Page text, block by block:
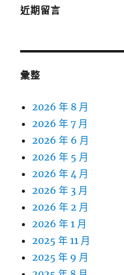
近期留言
彙整
2026 年 8 月
2026 年 7 月
2026 年 6 月
2026 年 5 月
2026 年 4 月
2026 年 3 月
2026 年 2 月
2026 年 1 月
2025 年 11 月
2025 年 9 月